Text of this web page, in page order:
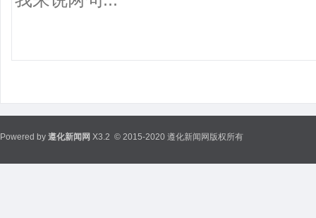
Powered by 遵化新闻网 X3.2 © 2015-2020 遵化新闻网版权所有